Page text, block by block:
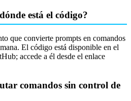
está el código?
que convierte prompts en comandos
El código está disponible en el
accede a él desde el enlace
comandos sin control de